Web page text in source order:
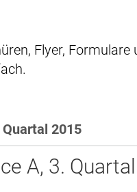
Flyer,
2015
A, 3.